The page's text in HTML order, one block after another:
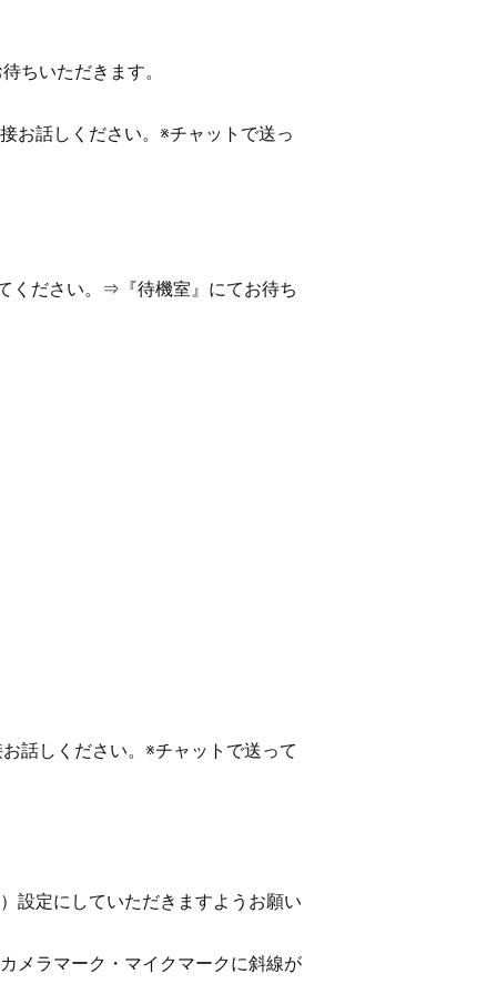
ちいただきます。
お話しください。※チャットで送っ
ください。⇒『待機室』にてお待ち
話しください。※チャットで送って
設定にしていただきますようお願い
メラマーク・マイクマークに斜線が